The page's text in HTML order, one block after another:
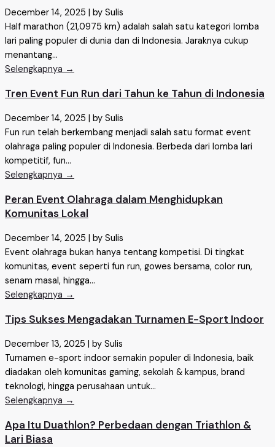
December 14, 2025 | by Sulis
Half marathon (21,0975 km) adalah salah satu kategori lomba
lari paling populer di dunia dan di Indonesia. Jaraknya cukup
menantang...
Selengkapnya →
Tren Event Fun Run dari Tahun ke Tahun di Indonesia
December 14, 2025 | by Sulis
Fun run telah berkembang menjadi salah satu format event
olahraga paling populer di Indonesia. Berbeda dari lomba lari
kompetitif, fun...
Selengkapnya →
Peran Event Olahraga dalam Menghidupkan
Komunitas Lokal
December 14, 2025
by Sulis
Event olahraga bukan hanya tentang kompetisi. Di tingkat
komunitas, event seperti fun run, gowes bersama, color run,
senam masal, hingga...
Selengkapnya →
Tips Sukses Mengadakan Turnamen E-Sport Indoor
December 13, 2025
by Sulis
Turnamen e-sport indoor semakin populer di Indonesia, baik
diadakan oleh komunitas gaming, sekolah & kampus, brand
teknologi, hingga perusahaan untuk...
Selengkapnya →
Apa Itu Duathlon? Perbedaan dengan Triathlon &
Lari Biasa